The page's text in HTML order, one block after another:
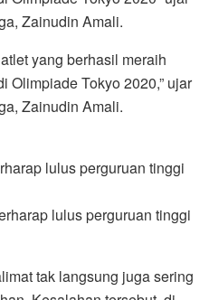
Zainudin Amali.
yang berhasil meraih
Olimpiade Tokyo 2020,” ujar
Zainudin Amali.
lulus perguruan tinggi
lulus perguruan tinggi
tak langsung juga sering